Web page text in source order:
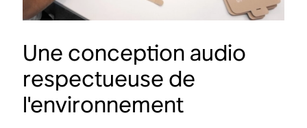
Une conception audio
respectueuse de
l'environnement